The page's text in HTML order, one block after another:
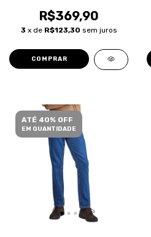
R$369,90
3 x de R$123,30 sem juros
COMPRAR
ATÉ 40% OFF
EM QUANTIDADE